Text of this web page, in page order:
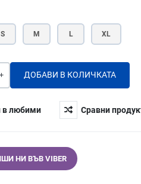
S M L XL
в любими Сравни
НИ ВЪВ VIBER